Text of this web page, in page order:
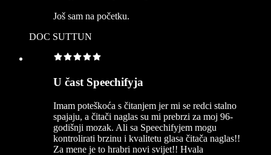
Još sam na početku.
DOC SUTTUN
U čast Speechifyja
Imam poteškoća s čitanjem jer mi se redci stalno
spajaju, a čitači naglas su mi prebrzi za moj 96-
godišnji mozak. Ali sa Speechifyjem mogu
kontrolirati brzinu i kvalitetu glasa čitača naglas!!
Za mene je to hrabri novi svijet!! Hvala